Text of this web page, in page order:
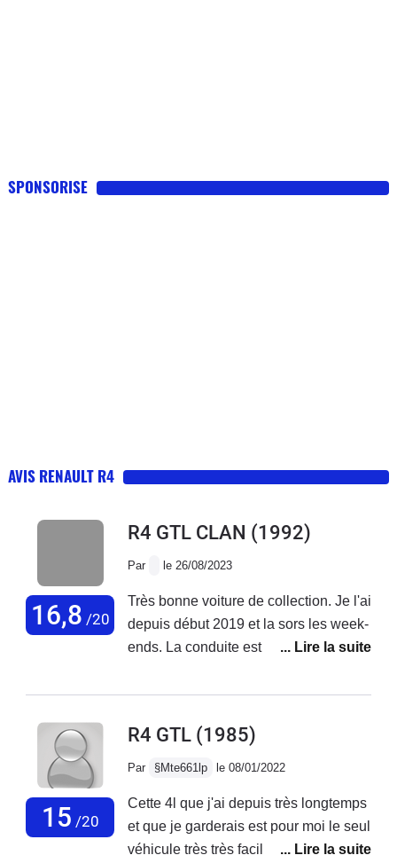
SPONSORISE
AVIS RENAULT R4
16,8 /20
R4 GTL CLAN (1992)
Par le 26/08/2023
Très bonne voiture de collection. Je l'ai
depuis début 2019 et la sors les week-
ends. La conduite est très agréable et
indéniable. J'adore ma 4L clan de
d'origine. Moins côtée qu'une 2cv mais
biennplus facile dans la circulation
15 /20
R4 GTL (1985)
Par §Mte661lp le 08/01/2022
Cette 4l que j'ai depuis très longtemps
et que je garderais est pour moi le seul
véhicule très très facile d'entretiens